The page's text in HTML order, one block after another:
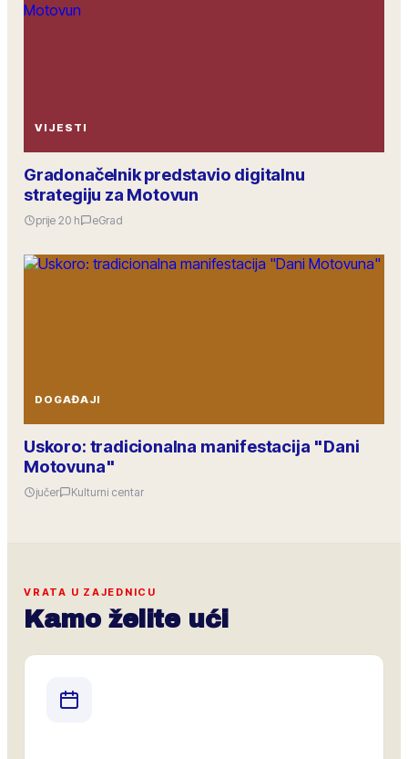
VIJESTI
Gradonačelnik predstavio digitalnu
strategiju za Motovun
prije 20 h eGrad
DOGAĐAJI
Uskoro: tradicionalna manifestacija "Dani
Motovuna"
jučer Kulturni centar
VRATA U ZAJEDNICU
Kamo želite ući